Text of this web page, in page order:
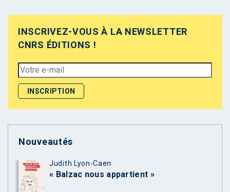
INSCRIVEZ-VOUS À LA NEWSLETTER
CNRS ÉDITIONS !
Nouveautés
Judith Lyon-Caen
« Balzac nous appartient »